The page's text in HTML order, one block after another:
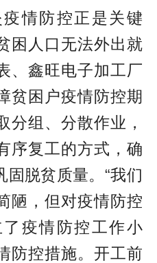
情防控正是关键
困人口无法外出就
、鑫旺电子加工厂
贫困户疫情防控期
分组、分散作业，
序复工的方式，确
固脱贫质量。“我们
陋，但对疫情防控
疫情防控工作小
防控措施。开工前